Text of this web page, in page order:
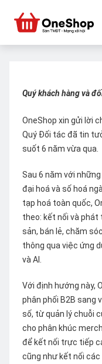
Quý khách hàng và
OneShop xin gửi lời
Quý Đối tác đã tin
suốt 6 năm vừa qua.
Sau 6 năm với
đại hoá và số hoá
tạp hoá toàn quốc,
theo: kết nối và
sản, bán lẻ, chăm
thông qua việc ứng
và AI.
Với định hướng này,
phân phối B2B sang
số, từ quản lý chuỗi
cho phân khúc
để kết nối trực tiếp
cũng như kết nối